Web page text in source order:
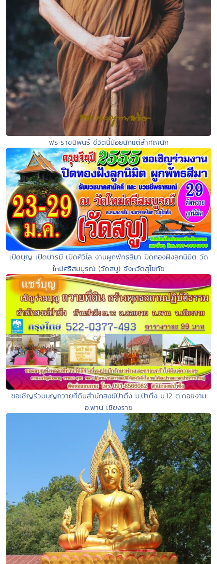
พระราชนิพนธ์ ชีวิตนี้น้อยนักแต่สำคัญนัก
เปิดบุญ เปิดบารมี เปิดศิวิไล งานผูกพัทธสีมา ปิดทองฝังลูกนิมิต วัด
ใหม่ศรีสมบูรณ์ (วัดสบู) จังหวัดสุโขทัย
ขอเชิญร่วมบุญถวายที่ดินสำนักสงฆ์ป่าตึง บ.ป่าตึง ม.12 ต.ดอยงาม
อ.พาน เชียงราย